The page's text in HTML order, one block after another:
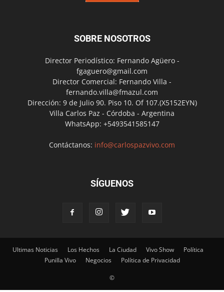
SOBRE NOSOTROS
Director Periodístico: Fernando Agüero -
fgaguero@gmail.com
Director Comercial: Fernando Villa -
fernando.villa@fmazul.com
Dirección: 9 de Julio 90. Piso 10. Of 107.(X5152EYN)
Villa Carlos Paz - Córdoba - Argentina
WhatsApp: +5493541585147
Contáctanos: info@carlospazvivo.com
SÍGUENOS
Ultimas Noticias Los Hechos La Ciudad Vivo Show
Política
Punilla Vivo
Negocios Política de Privacidad
©